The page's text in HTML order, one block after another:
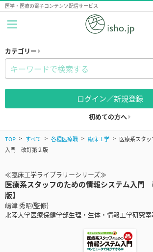
医学・医療の電子コンテンツ配信サービス
カテゴリー
ログイン／新規登録
初めての方へ
TOP すべて 各種医療職 臨床工学
医療系スタ
入門 改訂第２版
≪臨床工学ライブラリーシリーズ≫
医療系スタッフのための情報システム入門
版】
嶋津 秀昭(監修)
北陸大学医療保健学部生理・生体・情報工学研究